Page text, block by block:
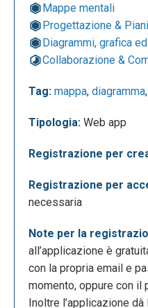
Accedendo quindi alla
possibile disporre di
mentali già pronte, da
Ecco un esempio:
Mappe mentali
Progettazione &
Diagrammi, grafica
Collaborazione &
Tag: mappa, diagramma,
Tipologia: Web app
Registrazione per
Registrazione per
necessaria
Note per la
all’applicazione è
con la propria email e
momento, oppure con il
Inoltre l’applicazione